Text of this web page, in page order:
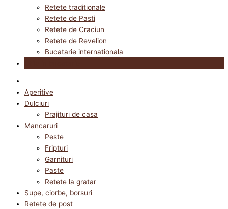
Retete traditionale
Retete de Pasti
Retete de Craciun
Retete de Revelion
Bucatarie internationala
Aperitive
Dulciuri
Prajituri de casa
Mancaruri
Peste
Fripturi
Garnituri
Paste
Retete la gratar
Supe, ciorbe, borsuri
Retete de post